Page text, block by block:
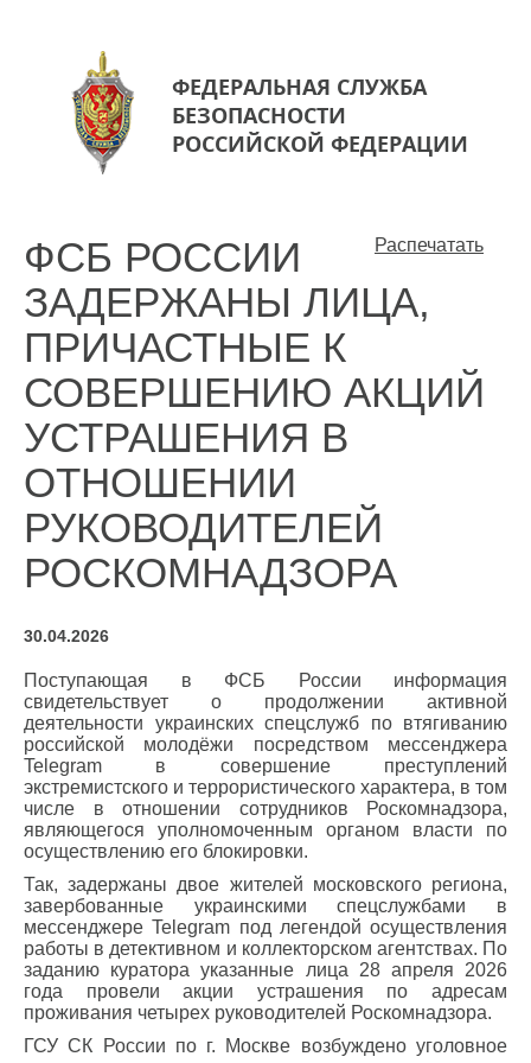
ФЕДЕРАЛЬНАЯ СЛУЖБА
БЕЗОПАСНОСТИ
РОССИЙСКОЙ ФЕДЕРАЦИИ
Распечатать
ФСБ РОССИИ
ЗАДЕРЖАНЫ ЛИЦА,
ПРИЧАСТНЫЕ К
СОВЕРШЕНИЮ АКЦИЙ
УСТРАШЕНИЯ В
ОТНОШЕНИИ
РУКОВОДИТЕЛЕЙ
РОСКОМНАДЗОРА
30.04.2026
Поступающая в ФСБ России информация
свидетельствует о продолжении активной
деятельности украинских спецслужб по втягиванию
российской молодёжи посредством мессенджера
Telegram в совершение преступлений
экстремистского и террористического характера, в том
числе в отношении сотрудников Роскомнадзора,
являющегося уполномоченным органом власти по
осуществлению его блокировки.
Так, задержаны двое жителей московского региона,
завербованные украинскими спецслужбами в
мессенджере Telegram под легендой осуществления
работы в детективном и коллекторском агентствах. По
заданию куратора указанные лица 28 апреля 2026
года провели акции устрашения по адресам
проживания четырех руководителей Роскомнадзора.
ГСУ СК России по г. Москве возбуждено уголовное